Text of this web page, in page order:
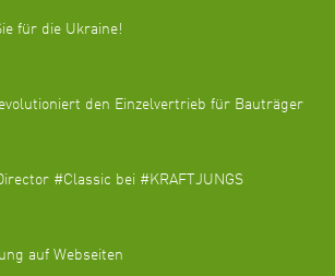
für die Ukraine!
den Einzelvertrieb für Bauträger
#Classic bei #KRAFTJUNGS
auf Webseiten